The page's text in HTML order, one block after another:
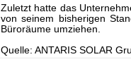
Zuletzt hatte das
von seinem bisherigen
Büroräume umziehen.
Quelle: ANTARIS SOLAR